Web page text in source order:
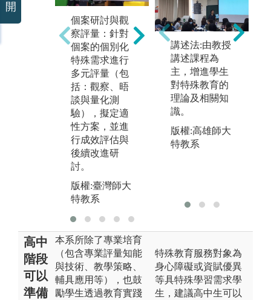
個案研討與觀
察評量：針對
個案的個別化
特殊需求進行
多元評量（包
括：觀察、晤
談與量化測
驗），擬定適
性方案，並進
行成效評估與
後續改進研
討。
版權:臺灣師大
特教系
合作學習與專
題實作：針對
特殊教育相關
議題以分組討
論方式，培養
問題分析與解
決的能力；並
透過口語演示
行分享。
講述法:由教授
講述課程為
主，增進學生
對特殊教育的
理論及相關知
識。
版權:高雄師大
特教系
高中
階段
可以
準備
本系所除了專業培育
（包含專業評量知能
與技術、教學策略、
輔具應用等），也鼓
勵學生透過教育實踐
特殊教育服務對象為
身心障礙或資賦優異
等具特殊學習需求學
生，建議高中生可以
開